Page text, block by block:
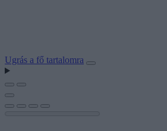
Ugrás a fő tartalomra